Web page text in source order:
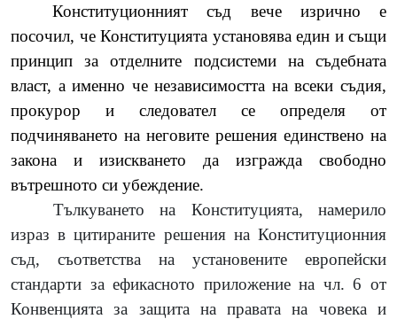
Конституционният съд вече изрично е
посочил, че Конституцията установява един и същи
принцип за отделните подсистеми на съдебната
власт, а именно че независимостта на всеки съдия,
прокурор и следовател се определя от
подчиняването на неговите решения единствено на
закона и изискването да изгражда свободно
вътрешното си убеждение.
Тълкуването на Конституцията, намерило
израз в цитираните решения на Конституционния
съд, съответства на установените европейски
стандарти за ефикасното приложение на чл. 6 от
Конвенцията за защита на правата на човека и